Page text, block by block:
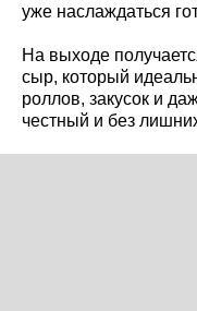
уже наслаждаться
На выходе
сыр, который
роллов, закусок и
честный и без